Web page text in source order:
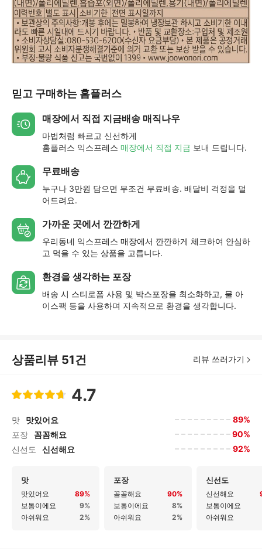
믿고 구매하는 홈플러스
매장에서 직접 지금배송 매직나우
마법처럼 빠르고 신선하게
홈플러스 익스프레스 매장에서 직접 지금 보내 드립니다.
무료배송
누구나 3만원 담으면 무조건 무료배송. 배달비 걱정을 덜
어드려요.
가까운 곳에서 깐깐하게
우리동네 익스프레스 매장에서 깐깐하게 체크하여 안심하
고 먹을 수 있는 상품을 고릅니다.
환경을 생각하는 포장
배송 시 스티로폼 사용 및 박스포장을 최소화하고, 물 아
이스팩 등을 사용하며 지속적으로 환경을 생각합니다.
상품리뷰 51건 리뷰 쓰러가기
4.7
맛 맛있어요
89%
포장
꼼꼼해요
90%
신선도
신선해요 92%
맛
맛있어요
89%
보통이에요
9%
아쉬워요
2%
포장
꼼꼼해요
90%
보통이에요
8%
아쉬워요
2%
신선도
신선해요
보통이에요
아쉬워요